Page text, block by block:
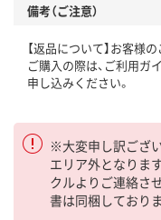
備考（ご注意）
【返品について】お客様
ご購入の際は、ご利用ガ
申し込みください。
※大変申し訳ござ
エリア外となりま
クルよりご連絡さ
書は同梱しており